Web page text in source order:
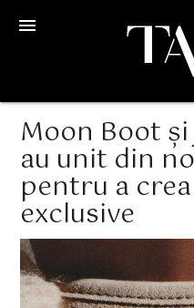
menu
Moon Boot
au unit din
pentru a
exclusive